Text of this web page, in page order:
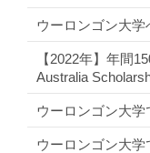
ウーロンゴン大学
【2022年】年間
Australia
ウーロンゴン大
ウーロンゴン大学